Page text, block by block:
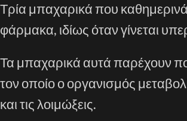
Τρία μπαχαρικά που
φάρμακα, ιδίως όταν γίνεται
Τα μπαχαρικά αυτά παρέχουν
τον οποίο ο οργανισμός
και τις λοιμώξεις.